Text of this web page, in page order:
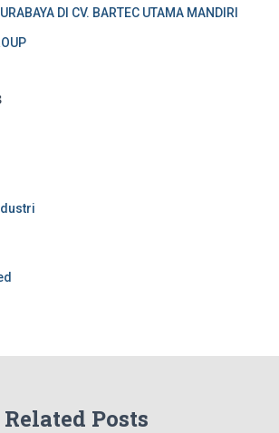
DI CV. BARTEC UTAMA MANDIRI
Related Posts